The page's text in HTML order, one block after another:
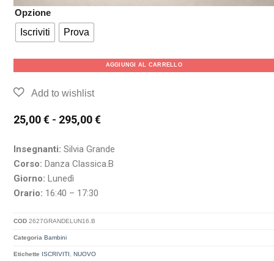
Opzione
Iscriviti
Prova
AGGIUNGI AL CARRELLO
25,00€ - 295,00€
Insegnanti: Silvia Grande
Corso: Danza Classica.B
Giorno: Lunedì
Orario: 16:40 – 17:30
COD2627GRANDELUN16.B
Categoria Bambini
Etichette ISCRIVITI ,NUOVO